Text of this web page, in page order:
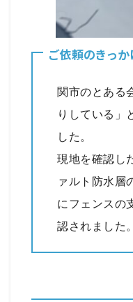
ご依頼のきっ
関市のとある
りしている」
した。
現地を確認し
ァルト防水層
にフェンスの
認されました。